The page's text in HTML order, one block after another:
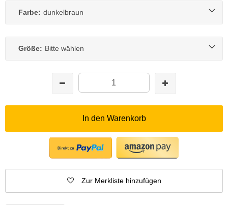
Farbe: dunkelbraun
Größe: Bitte wählen
In den Warenkorb
Zur Merkliste hinzufügen